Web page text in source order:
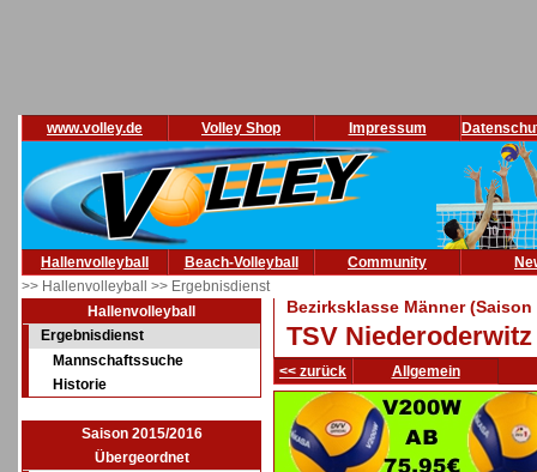
www.volley.de Volley Shop Impressum
Hallenvolleyball Beach-Volleyball Community
>> Hallenvolleyball >> Ergebnisdienst
Hallenvolleyball
Ergebnisdienst
Mannschaftssuche
Historie
Saison 2015/2016
Übergeordnet
Bezirksklasse Männer (Saison
TSV
<< zurück Allgemein